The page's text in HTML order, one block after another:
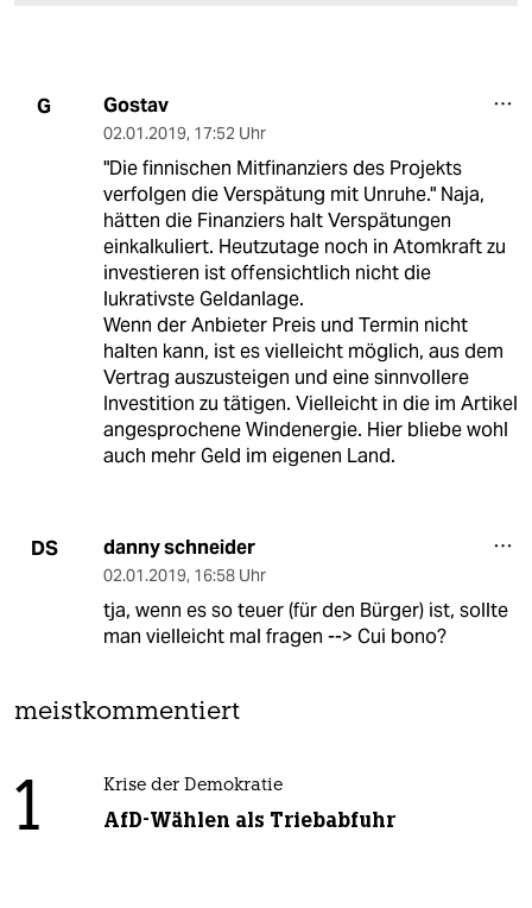
G Gostav
02.01.2019, 17:52 Uhr
"Die finnischen Mitfinanziers des Projekts
verfolgen die Verspätung mit Unruhe." Naja,
hätten die Finanziers halt Verspätungen
einkalkuliert. Heutzutage noch in Atomkraft zu
investieren ist offensichtlich nicht die
lukrativste Geldanlage.
Wenn der Anbieter Preis und Termin nicht
halten kann, ist es vielleicht möglich, aus dem
Vertrag auszusteigen und eine sinnvollere
Investition zu tätigen. Vielleicht in die im Artikel
angesprochene Windenergie. Hier bliebe wohl
auch mehr Geld im eigenen Land.
DS danny schneider
02.01.2019, 16:58 Uhr
tja, wenn es so teuer (für den Bürger) ist, sollte
man vielleicht mal fragen --> Cui bono?
meistkommentiert
1 Krise der Demokratie
AfD-Wählen als Triebabfuhr